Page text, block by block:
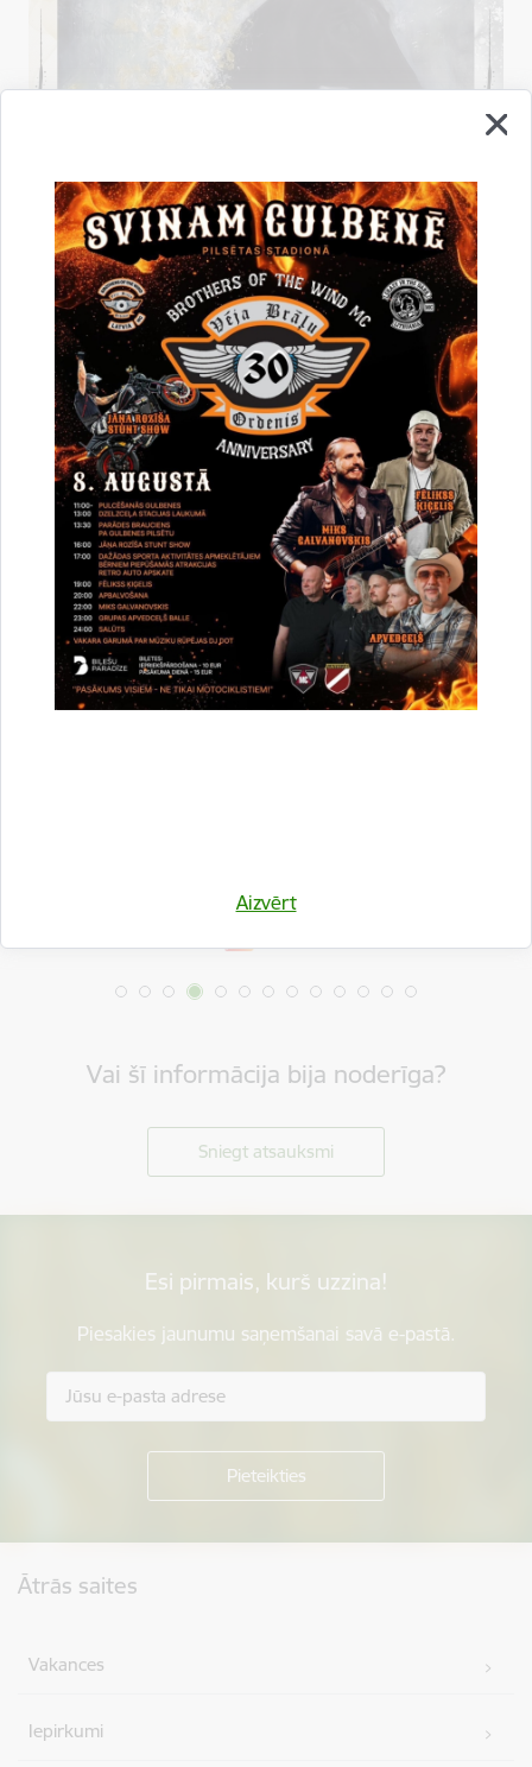
Aizvērt
Saistītas tēmas
Notikumi: Izstāde
Drukāt lapu
Dalīties
Vai šī informācija bija noderīga?
Sniegt atsauksmi
Esi pirmais, kurš uzzina!
Piesakies jaunumu saņemšanai savā e-pastā.
Ātrās saites
Vakances
Iepirkumi